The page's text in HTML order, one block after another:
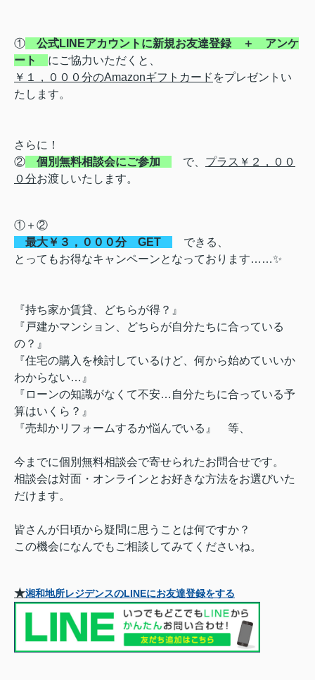
① 公式LINEアカウントに新規お友達登録 ＋ アンケ
ート にご協力いただくと、
￥１，０００分のAmazonギフトカード をプレゼントい
たします。
さらに！
② 個別無料相談会にご参加 で、 プラス￥２，００
０分お渡しいたします。
①＋②
最大￥３，０００分 GET
できる、
とってもお得なキャンペーンとなっております……✨
『持ち家か賃貸、どちらが得？』
『戸建かマンション、どちらが自分たちに合っている
の？』
『住宅の購入を検討しているけど、何から始めていいか
わからない…』
『ローンの知識がなくて不安…自分たちに合っている予
算はいくら？』
『売却かリフォームするか悩んでいる』 等、
今までに個別無料相談会で寄せられたお問合せです。
相談会は対面・オンラインとお好きな方法をお選びいた
だけます。
皆さんが日頃から疑問に思うことは何ですか？
この機会になんでもご相談してみてくださいね。
★湘和地所レジデンスのLINEにお友達登録をする